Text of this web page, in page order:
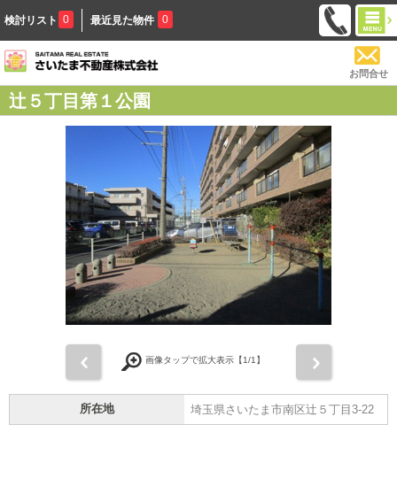
検討リスト 0 最近見た物件 0
お問合せ
辻５丁目第１公園
画像タップで拡大表示【1/1】
所在地 埼玉県さいたま市南区辻５丁目3-22